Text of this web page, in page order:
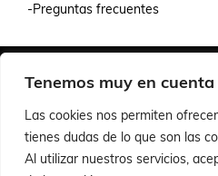
Tenemos muy en
Las cookies nos permiten
tienes dudas de lo que son las
Al utilizar nuestros servicios,
-Preguntas frecuentes
© 2026